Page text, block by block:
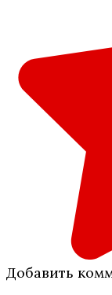
Добавить